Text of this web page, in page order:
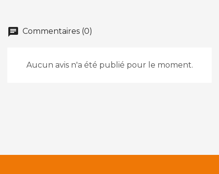
chat Commentaires (0)
Aucun avis n'a été publié pour le moment.